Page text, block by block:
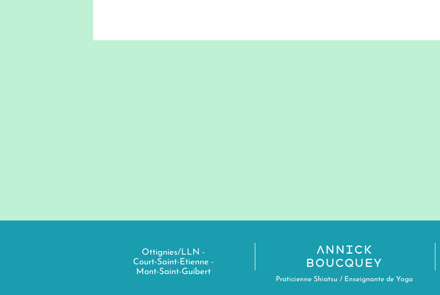
Ottignies/LLN -
Court-Saint-Etienne -
Mont-Saint-Guibert
Annick
Boucquey
Praticienne Shiatsu / Enseignante de Yoga